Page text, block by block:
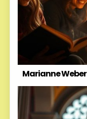
Marianne